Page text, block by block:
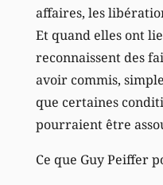
affaires, les
Et quand elles ont
reconnaissent des
avoir commis,
que certaines
pourraient être
Ce que Guy Peiffer